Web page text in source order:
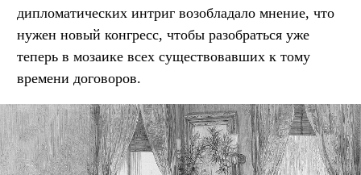
дипломатических интриг возобладало мнение, что
нужен новый конгресс, чтобы разобраться уже
теперь в мозаике всех существовавших к тому
времени договоров.